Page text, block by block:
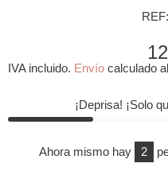
REF:
IVA incluido. Envío calculado
¡Deprisa! ¡Solo
Ahora mismo hay 2